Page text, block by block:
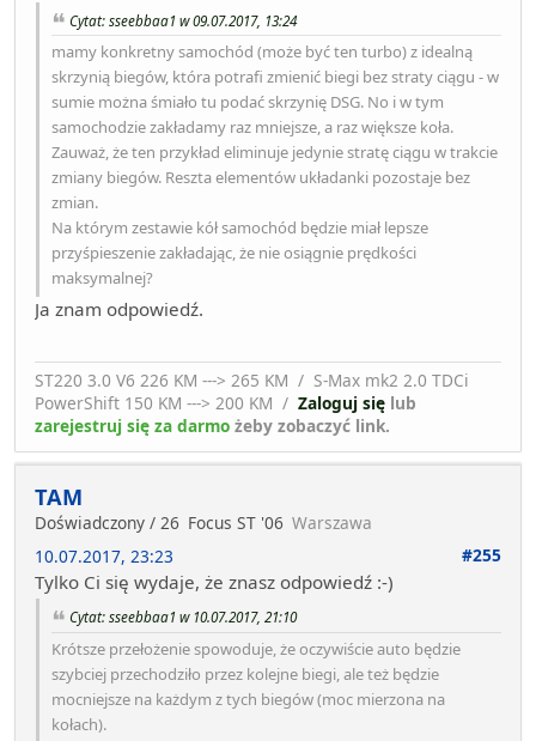
Cytat: sseebbaa1 w 09.07.2017, 13:24
mamy konkretny samochód (może być ten turbo) z idealną
skrzynią biegów, która potrafi zmienić biegi bez straty ciągu - w
sumie można śmiało tu podać skrzynię DSG. No i w tym
samochodzie zakładamy raz mniejsze, a raz większe koła.
Zauważ, że ten przykład eliminuje jedynie stratę ciągu w trakcie
zmiany biegów. Reszta elementów układanki pozostaje bez
zmian.
Na którym zestawie kół samochód będzie miał lepsze
przyśpieszenie zakładając, że nie osiągnie prędkości
maksymalnej?
Ja znam odpowiedź.
ST220 3.0 V6 226 KM ---> 265 KM / S-Max mk2 2.0 TDCi
PowerShift 150 KM ---> 200 KM / Zaloguj się lub
zarejestruj się za darmo żeby zobaczyć link.
TAM
Doświadczony / 26 Focus ST '06 Warszawa
10.07.2017, 23:23
#255
Tylko Ci się wydaje, że znasz odpowiedź :-)
Cytat: sseebbaa1 w 10.07.2017, 21:10
Krótsze przełożenie spowoduje, że oczywiście auto będzie
szybciej przechodziło przez kolejne biegi, ale też będzie
mocniejsze na każdym z tych biegów (moc mierzona na
kołach).